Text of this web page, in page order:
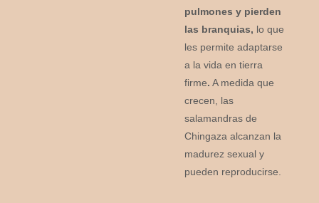
pulmones y pierden
las branquias, lo que
les permite adaptarse
a la vida en tierra
firme. A medida que
crecen, las
salamandras de
Chingaza alcanzan la
madurez sexual y
pueden reproducirse.